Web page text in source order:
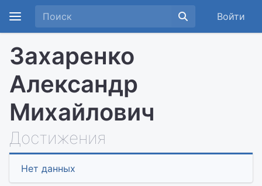
Войти
Захаренко
Александр
Михайлович
Достижения
Нет данных